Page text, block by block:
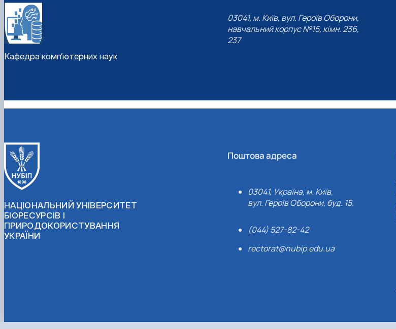
Кафедра комп’ютерних наук
03041, м. Київ, вул. Героїв Оборони,
навчальний корпус №15, кімн. 236,
237
НАЦІОНАЛЬНИЙ УНІВЕРСИТЕТ
БІОРЕСУРСІВ І
ПРИРОДОКОРИСТУВАННЯ
УКРАЇНИ
Поштова адреса
03041, Україна, м. Київ,
вул. Героїв Оборони, буд. 15.
(044) 527-82-42
rectorat@nubip.edu.ua